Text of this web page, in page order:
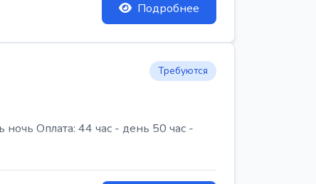
Подробнее
Требуются
Оплата: 44 час - день 50 час -